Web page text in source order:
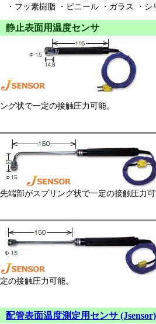
・フッ素樹脂 ・ビニール ・ガラス ・シ
静止表面用温度センサ
ング状で一定の接触圧力可能。
先端部がスプリング状で一定の接触圧力可
定の接触圧力可能。
配管表面温度測定用センサ (Jsensor)